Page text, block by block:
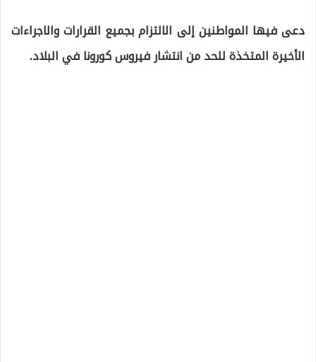
دعى فيها المواطنين إلى الالتزام بجميع القرارات والاجراءات
الأخيرة المتخذة للحد من انتشار فيروس كورونا في البلاد.